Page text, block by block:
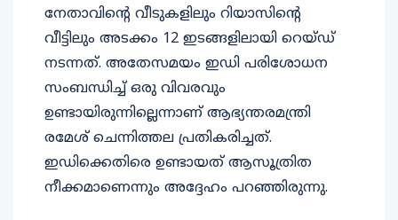
നേതാവിന്റെ വീടുകളിലും റിയാസിന്റെ
വീട്ടിലും അടക്കം 12 ഇടങ്ങളിലായി റെയ്ഡ്
നടന്നത്. അതേസമയം ഇഡി പരിശോധന
സംബന്ധിച്ച് ഒരു വിവരവും
ഉണ്ടായിരുന്നില്ലെന്നാണ് ആഭ്യന്തരമന്ത്രി
രമേശ് ചെന്നിത്തല പ്രതികരിച്ചത്.
ഇഡിക്കെതിരെ ഉണ്ടായത് ആസൂത്രിത
നീക്കമാണെന്നും അദ്ദേഹം പറഞ്ഞിരുന്നു.